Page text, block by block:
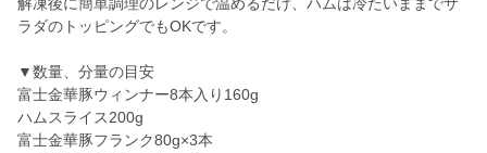
ラダのトッピングでもOKです。
▼数量、分量の目安
富士金華豚ウィンナー8本入り160g
ハムスライス200g
富士金華豚フランク80g×3本